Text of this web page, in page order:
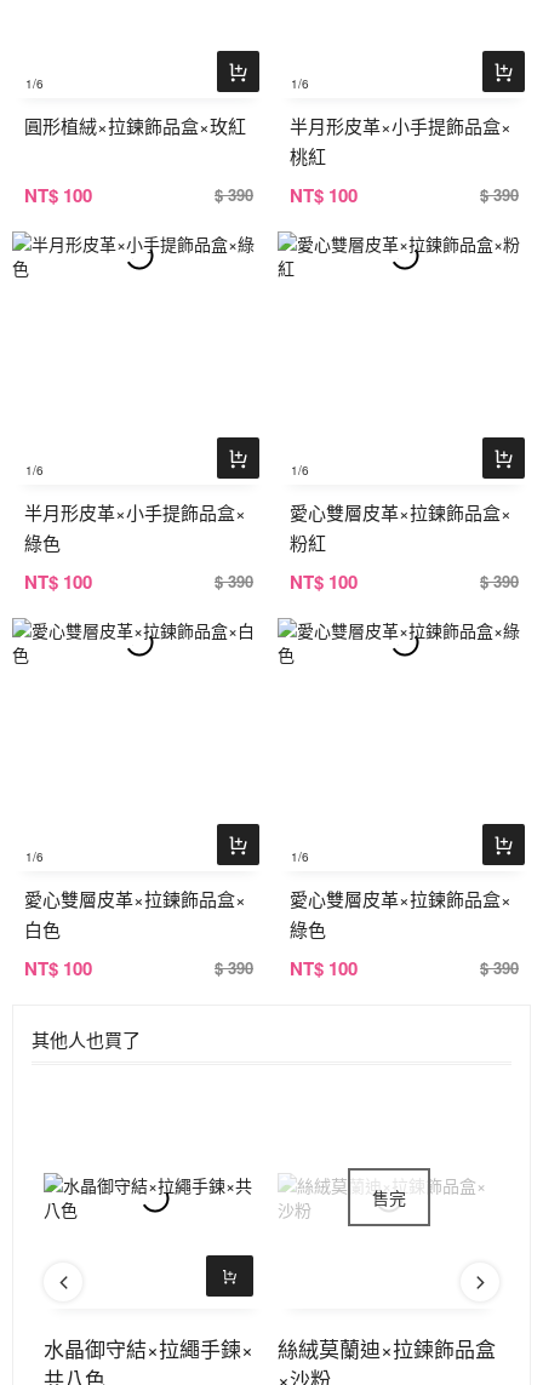
1/6
圓形植絨×拉鍊飾品盒×玫紅
NT$ 100 $ 390
1/6
半月形皮革×小手提飾品盒×
桃紅
NT$ 100 $ 390
1/6
半月形皮革×小手提飾品盒×
綠色
NT$ 100 $ 390
1/6
愛心雙層皮革×拉鍊飾品盒×
粉紅
NT$ 100 $ 390
1/6
愛心雙層皮革×拉鍊飾品盒×
白色
NT$ 100 $ 390
1/6
愛心雙層皮革×拉鍊飾品盒×
綠色
NT$ 100 $ 390
其他人也買了
水晶御守結×拉繩手鍊×
共八色
絲絨莫蘭迪×拉鍊飾品盒
×沙粉